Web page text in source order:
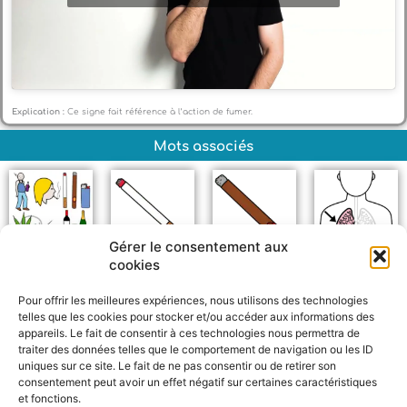
Gérer le consentement aux
cookies
Pour offrir les meilleures expériences, nous utilisons des technologies
telles que les cookies pour stocker et/ou accéder aux informations des
appareils. Le fait de consentir à ces technologies nous permettra de
traiter des données telles que le comportement de navigation ou les ID
uniques sur ce site. Le fait de ne pas consentir ou de retirer son
consentement peut avoir un effet négatif sur certaines caractéristiques
et fonctions.
Explication : Ce signe fait référence à l’action de fumer.
Mots associés
Cigarette Poumons